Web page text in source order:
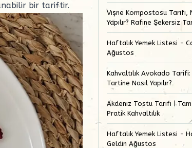
bir tariftir.
Vişne Kompostosu Tarifi,
Yapılır? Rafine Şekersiz
Haftalık Yemek Listesi -
Ağustos
Kahvaltılık Avokado
Tartine Nasıl Yapılır?
Akdeniz Tostu Tarifi | Tam
Pratik Kahvaltılık
Haftalık Yemek Listesi -
Geldin Ağustos